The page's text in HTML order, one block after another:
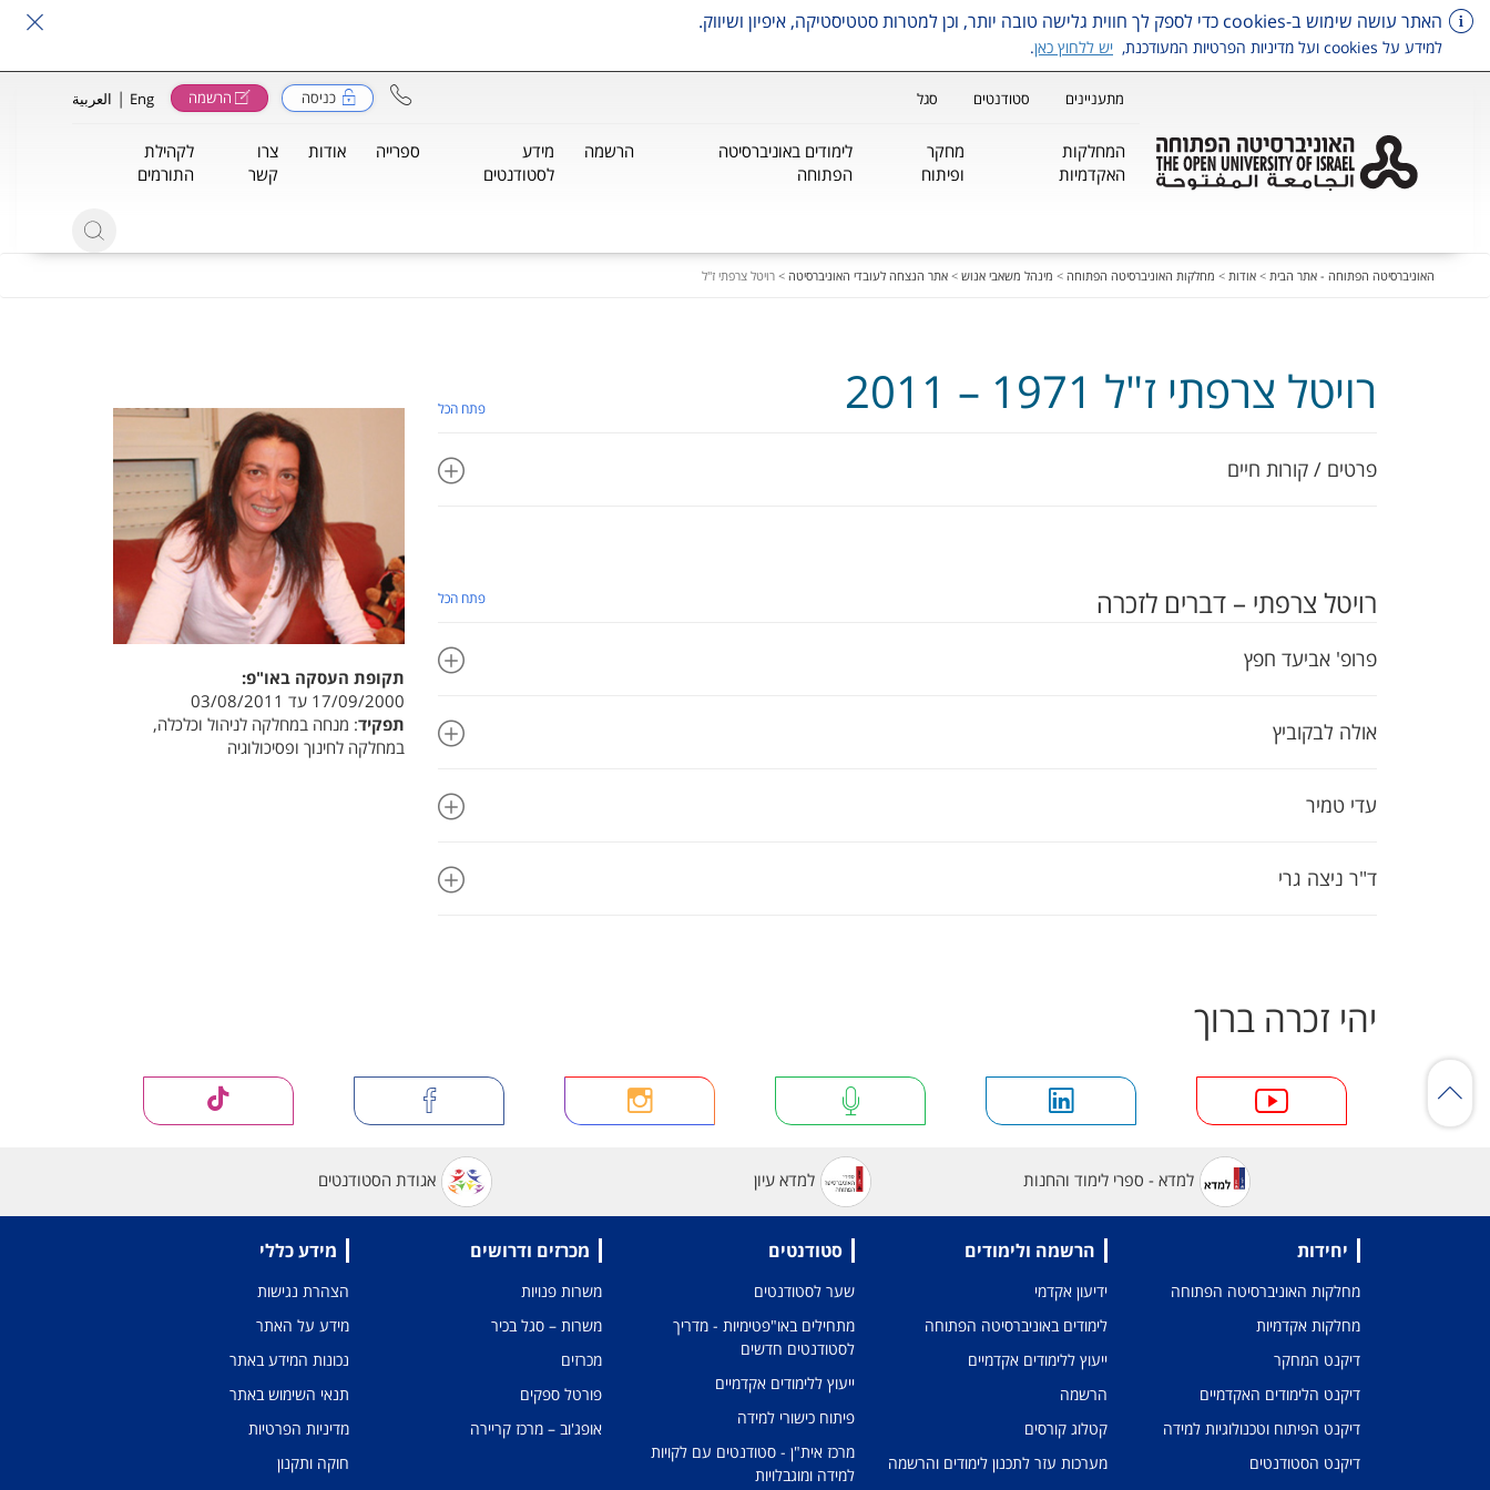
האתר עושה שימוש ב-cookies כדי לספק לך חווית גלישה טובה יותר, וכן למטרות סטטיסטיקה, איפיון ושיווק.
למידע על cookies ועל מדיניות הפרטיות המעודכנת, יש ללחוץ כאן.
מתעניינים סטודנטים סגל כניסה הרשמה Eng
| العربية
המחלקות
האקדמיות
מחקר
ופיתוח
לימודים באוניברסיטה
הפתוחה
הרשמה
מידע
לסטודנטים
ספרייה אודות
צרו
קשר
לקהילת
התורמים
האוניברסיטה הפתוחה - אתר הבית > אודות > מחלקות האוניברסיטה הפתוחה > מינהל משאבי אנוש > אתר הנצחה לעובדי האוניברסיטה > רויטל צרפתי ז"ל
רויטל צרפתי ז"ל 1971 – 2011 פתח הכל
פרטים / קורות חיים
רויטל צרפתי – דברים לזכרה פתח הכל
פרופ' אביעד חפץ
אולה לבקוביץ
עדי טמיר
ד"ר ניצה גרי
יהי זכרה ברוך
תקופת העסקה באו"פ:
17/09/2000 עד 03/08/2011
תפקיד: מנחה במחלקה לניהול וכלכלה,
במחלקה לחינוך ופסיכולוגיה
למדא - ספרי לימוד והחנות למדא עיון אגודת הסטודנטים
יחידות
מחלקות האוניברסיטה הפתוחה
מחלקות אקדמיות
דיקנט המחקר
דיקנט הלימודים האקדמיים
דיקנט הפיתוח וטכנולוגיות למידה
דיקנט הסטודנטים
הרשמה ולימודים
ידיעון אקדמי
לימודים באוניברסיטה הפתוחה
ייעוץ ללימודים אקדמיים
הרשמה
קטלוג קורסים
מערכות עזר לתכנון לימודים והרשמה
סטודנטים
שער לסטודנטים
מתחילים באו"פטימיות - מדריך
לסטודנטים חדשים
ייעוץ ללימודים אקדמיים
פיתוח כישורי למידה
מרכז אית"ן - סטודנטים עם לקויות
למידה ומוגבלויות
מכרזים ודרושים
משרות פנויות
משרות – סגל בכיר
מכרזים
פורטל ספקים
אופג'וב – מרכז קריירה
מידע כללי
הצהרת נגישות
מידע על האתר
נכונות המידע באתר
תנאי השימוש באתר
מדיניות הפרטיות
חוקה ותקנון